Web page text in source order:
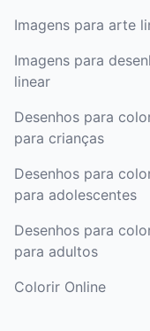
Imagens para arte
Imagens para
linear
Desenhos para
para crianças
Desenhos para
para adolescentes
Desenhos para
para adultos
Colorir Online